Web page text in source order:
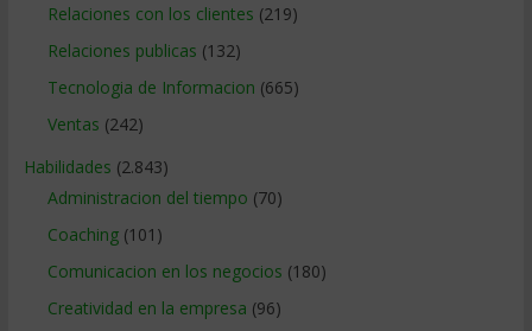
Relaciones con los clientes (219)
Relaciones publicas (132)
Tecnologia de Informacion (665)
Ventas (242)
Habilidades (2.843)
Administracion del tiempo (70)
Coaching(101)
Comunicacion en los negocios (180)
Creatividad en la empresa (96)